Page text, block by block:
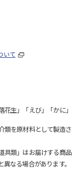
いて
生」「えび」「かに
を原材料として製造
類」はお届けする商品
なる場合があります。